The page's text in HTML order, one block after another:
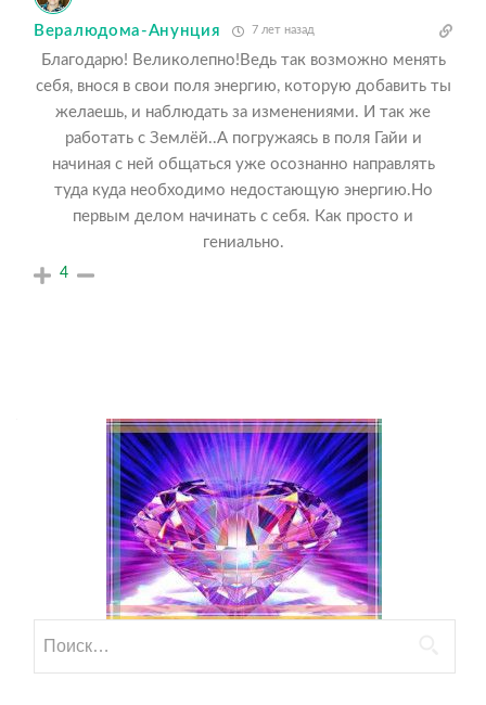
Вералюдома-Анунция 7 лет назад
Благодарю! Великолепно!Ведь так возможно менять
себя, внося в свои поля энергию, которую добавить ты
желаешь, и наблюдать за изменениями. И так же
работать с Землёй..А погружаясь в поля Гайи и
начиная с ней общаться уже осознанно направлять
туда куда необходимо недостающую энергию.Но
первым делом начинать с себя. Как просто и
гениально.
4